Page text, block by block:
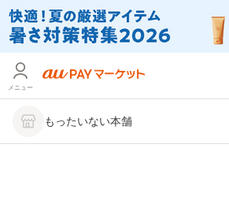
メニュー
もったいない本舗